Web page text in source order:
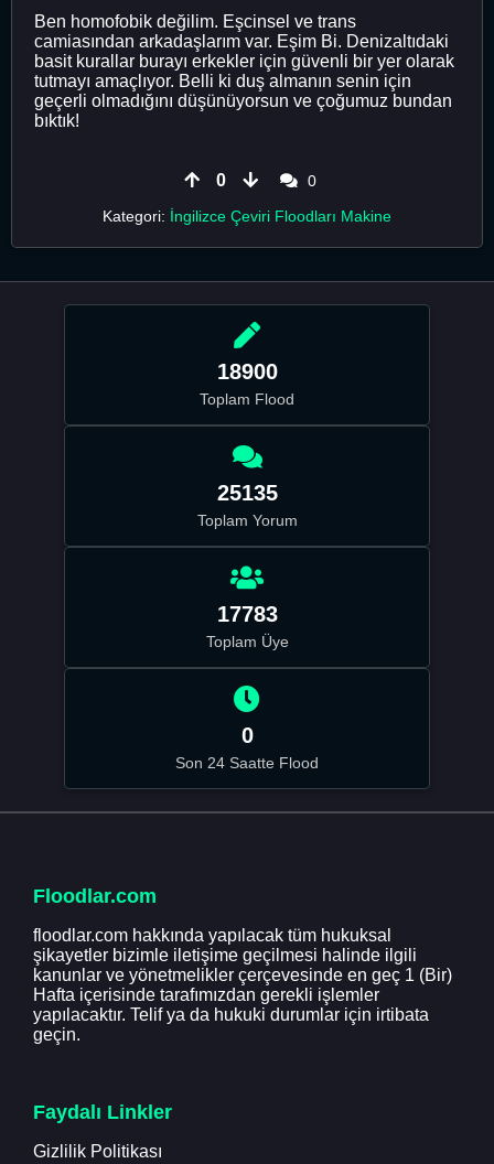
Ben homofobik değilim. Eşcinsel ve trans
camiasından arkadaşlarım var. Eşim Bi. Denizaltıdaki
basit kurallar burayı erkekler için güvenli bir yer olarak
tutmayı amaçlıyor. Belli ki duş almanın senin için
geçerli olmadığını düşünüyorsun ve çoğumuz bundan
bıktık!
0
0
Kategori: İngilizce Çeviri Floodları Makine
18900
Toplam Flood
25135
Toplam Yorum
17783
Toplam Üye
0
Son 24 Saatte Flood
Floodlar.com
floodlar.com hakkında yapılacak tüm hukuksal
şikayetler bizimle iletişime geçilmesi halinde ilgili
kanunlar ve yönetmelikler çerçevesinde en geç 1 (Bir)
Hafta içerisinde tarafımızdan gerekli işlemler
yapılacaktır. Telif ya da hukuki durumlar için irtibata
geçin.
Faydalı Linkler
Gizlilik Politikası